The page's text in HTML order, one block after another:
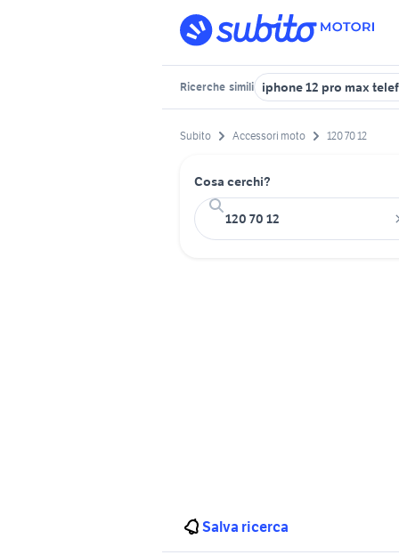
Ricerche simili iphone 12 pro max
Subito Accessori moto 120 70 12
Cosa cerchi?
Salva ricerca